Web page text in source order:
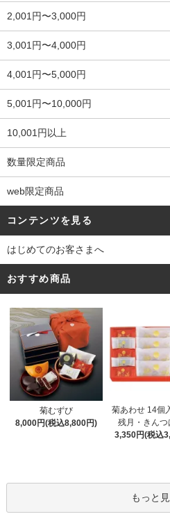
2,001円〜3,000円
3,001円〜4,000円
4,001円〜5,000円
5,001円〜10,000円
10,001円以上
数量限定商品
web限定商品
コンテンツを見る
はじめてのお客さまへ
おすすめ商品
菊むずび
8,000円(税込8,800円)
菊あわせ 14個
残月・きんつ
3,350円(税込
もっと